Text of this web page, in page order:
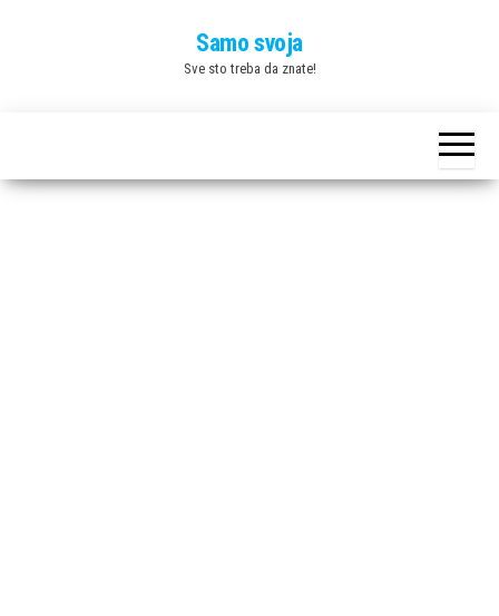
Samo svoja
Sve sto treba da znate!